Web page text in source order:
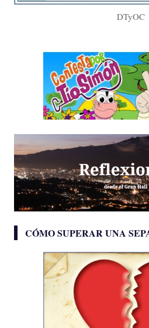
DTyOC
CÓMO SUPERAR UNA